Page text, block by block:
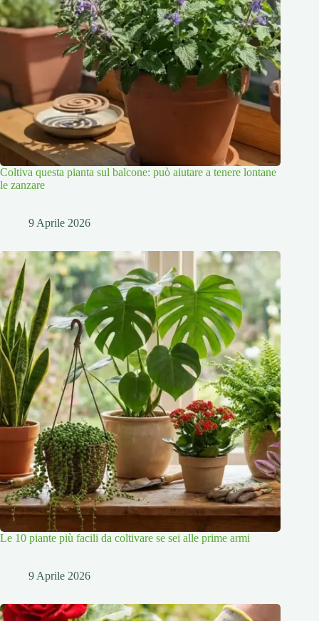
Coltiva questa pianta sul balcone: può aiutare a tenere lontane
le zanzare
9 Aprile 2026
Le 10 piante più facili da coltivare se sei alle prime armi
9 Aprile 2026